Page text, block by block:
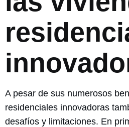
A pesar de sus numerosos
residenciales innovadoras
desafíos y limitaciones. En